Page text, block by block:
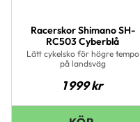
Racerskor Shimano SH-
RC503 Cyberblå
Lätt cykelsko för högre tempo
på landsväg
1 999kr